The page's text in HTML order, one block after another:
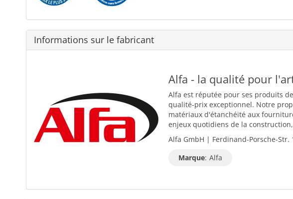
Informations sur le fabricant
Alfa - la qualité pour
Alfa est réputée pour ses produits
qualité-prix exceptionnel. Notre
matériaux d'étanchéité aux
enjeux quotidiens de la
Alfa GmbH | Ferdinand-Porsche-Str.
Marque: Alfa